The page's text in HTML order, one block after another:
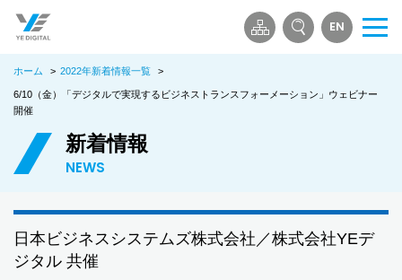
EN
メ
ー
ホーム > 2022年新着情報一覧 >
6/10（金）「デジタルで実現するビジネストランスフォーメーション」ウェビナー
開催
新着情報
NEWS
⽇本ビジネスシステムズ株式会社／株式会社YEデ
ジタル 共催